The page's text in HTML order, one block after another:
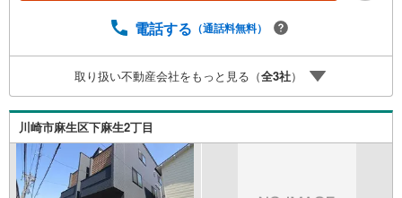
実際かかる諸費用の概算も行っております。人生最大のお
イスをさせて頂きます。◆優遇金利にこだわる◆大きな金
額を長期間で返済する住宅ローンは優遇金利が0.1％変わる
だけで、支払い総額に大きな変化が生じます。取引の多い
弊社は金融機関の特色、傾向、トレンドを熟知しておりま
すので、お客様のニーズにあった金融機関をご紹介させて
頂きます。
電話する （通話料無料）
取り扱い不動産会社をもっと見る（全3社）
川崎市麻生区下麻生2丁目